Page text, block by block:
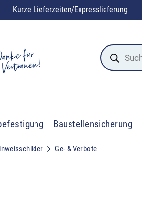
Kurze Lieferzeiten/Expresslieferung
Products
search
Baustellensicherung
Ge- & Verbote